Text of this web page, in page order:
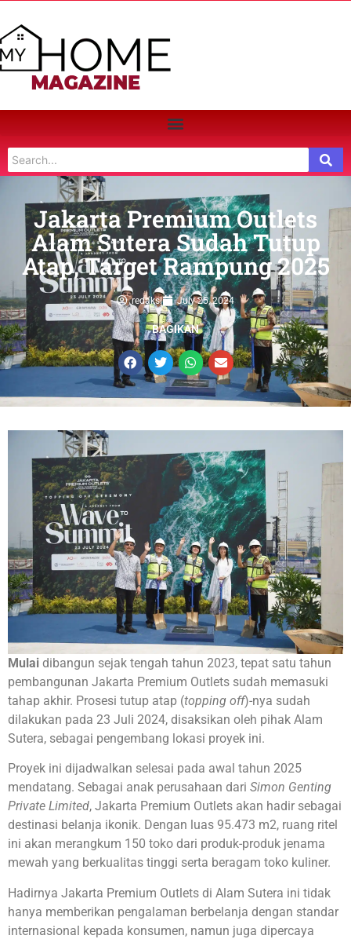
Jakarta Premium Outlets
Alam Sutera Sudah Tutup
Atap, Target Rampung 2025
redaksi July 25, 2024
BAGIKAN
Mulai dibangun sejak tengah tahun 2023, tepat satu tahun
pembangunan Jakarta Premium Outlets sudah memasuki
tahap akhir. Prosesi tutup atap (topping off)-nya sudah
dilakukan pada 23 Juli 2024, disaksikan oleh pihak Alam
Sutera, sebagai pengembang lokasi proyek ini.
Proyek ini dijadwalkan selesai pada awal tahun 2025
mendatang. Sebagai anak perusahaan dari Simon Genting
Private Limited, Jakarta Premium Outlets akan hadir sebagai
destinasi belanja ikonik. Dengan luas 95.473 m2, ruang ritel
ini akan merangkum 150 toko dari produk-produk jenama
mewah yang berkualitas tinggi serta beragam toko kuliner.
Hadirnya Jakarta Premium Outlets di Alam Sutera ini tidak
hanya memberikan pengalaman berbelanja dengan standar
internasional kepada konsumen, namun juga dipercaya